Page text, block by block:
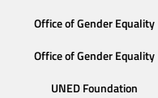
Office of Gender Equality
Office of Gender Equality
UNED Foundation